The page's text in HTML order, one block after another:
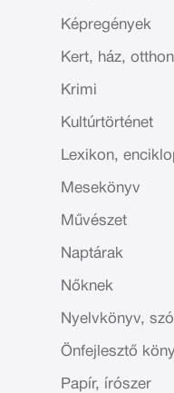
Képregények
Kert, ház, otthon
Krimi
Kultúrtörténet
Lexikon,
Mesekönyv
Művészet
Naptárak
Nőknek
Nyelvkönyv,
Önfejlesztő
Papír, írószer